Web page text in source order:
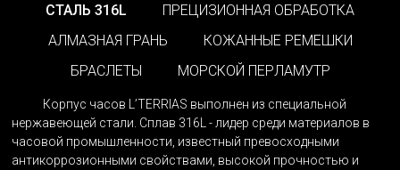
СТАЛЬ 316L
ПРЕЦИЗИОННАЯ ОБРАБОТКА
АЛМАЗНАЯ ГРАНЬ
КОЖАННЫЕ РЕМЕШКИ
БРАСЛЕТЫ
МОРСКОЙ ПЕРЛАМУТР
Корпус часов L’TERRIAS выполнен из специальной
нержавеющей стали. Сплав 316L - лидер среди материалов в
часовой промышленности, известный превосходными
антикоррозионными свойствами, высокой прочностью и